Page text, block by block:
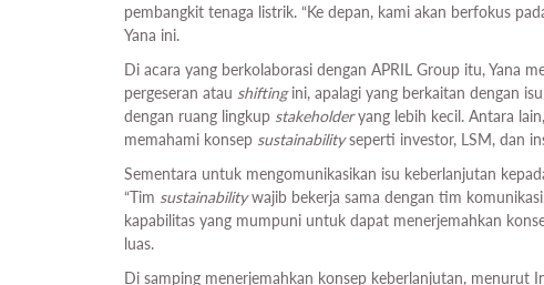
pembangkit tenaga listrik. “Ke depan, kami akan berfokus
Yana ini.
Di acara yang berkolaborasi dengan APRIL Group itu, Yana
pergeseran atau shiftingini, apalagi yang berkaitan dengan
dengan ruang lingkup stakeholderyang lebih kecil. Antara
memahami konsep sustainabilityseperti investor, LSM, dan
Sementara untuk mengomunikasikan isu keberlanjutan
“Tim sustainabilitywajib bekerja sama dengan tim
kapabilitas yang mumpuni untuk dapat menerjemahkan
luas.
Di samping menerjemahkan konsep keberlanjutan, menurut